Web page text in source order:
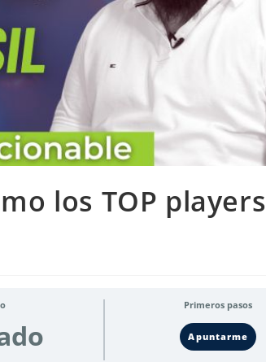
los TOP
Primeros pasos
Apuntarme